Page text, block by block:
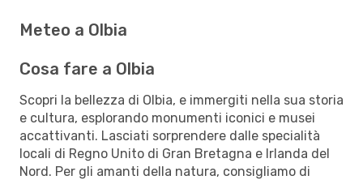
Meteo a Olbia
Cosa fare a Olbia
Scopri la bellezza di Olbia, e immergiti nella sua storia
e cultura, esplorando monumenti iconici e musei
accattivanti. Lasciati sorprendere dalle specialità
locali di Regno Unito di Gran Bretagna e Irlanda del
Nord. Per gli amanti della natura, consigliamo di